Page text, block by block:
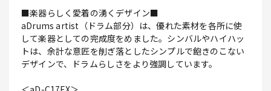
■楽器らしく愛着の湧くデザイン■
aDrums artist（ドラム部分）は、優れた素材を各所に使
して楽器としての完成度をめました。シンバルやハイハッ
トは、余計な意匠を削ぎ落としたシンプルで飽きのこない
デザインで、ドラムらしさをより強調しています。